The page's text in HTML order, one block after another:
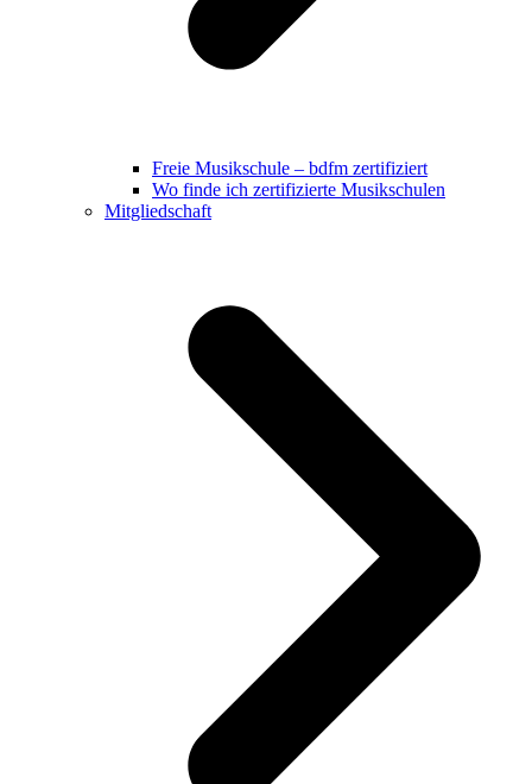
Freie Musikschule – bdfm zertifiziert
Wo finde ich zertifizierte Musikschulen
Mitgliedschaft